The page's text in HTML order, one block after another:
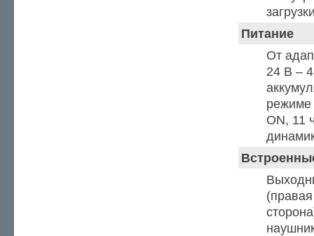
Питание
От
24 В –
ON, 11